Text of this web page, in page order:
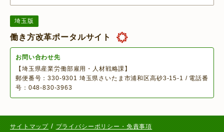
埼玉版
働き方改革ポータルサイト
お問い合わせ先
【埼玉県産業労働部雇用・人材戦略課】
郵便番号：330-9301 埼玉県さいたま市浦和区高砂3-15-1 / 電話番
号：048-830-3963
サイトマップ / プライバシーポリシー・免責事項